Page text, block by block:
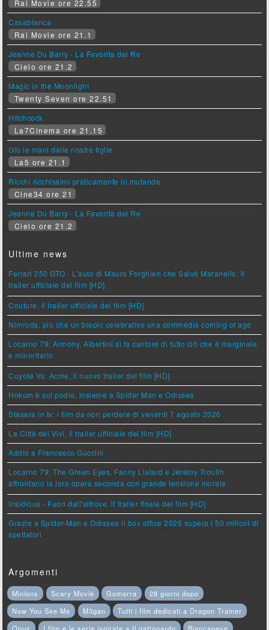
Rai Movie ore 22.55
Casablanca
Rai Movie ore 21.1
Jeanne Du Barry - La Favorita del Re
Cielo ore 21.2
Magic in the Moonlight
Twenty Seven ore 22.51
Hitchcock
La7Cinema ore 21.15
Giù le mani dalle nostre figlie
La5 ore 21.1
Ricchi ricchissimi praticamente in mutande
Cine34 ore 21
Jeanne Du Barry - La Favorita del Re
Cielo ore 21.2
Ultime news
Ferrari 250 GTO - L'auto di Mauro Forghieri che Salvò Maranello, il
trailer ufficiale del film [HD]
Couture, il trailer ufficiale del film [HD]
Nimrods, più che un biopic celebrativo una commedia coming of age
Locarno 79: Armony, Albertini si fa cantore di tutto ciò che è marginale
e minoritario
Coyote Vs. Acme, il nuovo trailer del film [HD]
Hokum è sul podio, insieme a Spider Man e Odissea
Stasera in tv: i film da non perdere di venerdì 7 agosto 2026
La Città dei Vivi, il trailer ufficiale del film [HD]
Addio a Francesco Guccini
Locarno 79: The Green Eyes, Fanny Liatard e Jérémy Trouilh
affrontano la loro opera seconda con grande tensione morale
Insidious - Fuori dall'altrove, il trailer finale del film [HD]
Grazie a Spider-Man e Odissea il box office 2026 supera i 50 milioni di
spettatori
Argomenti
Minions Scary Movie Gomorra
28 giorni dopo
Now You See Me
M3gan
Tutti i film dedicati a Dragon Trainer